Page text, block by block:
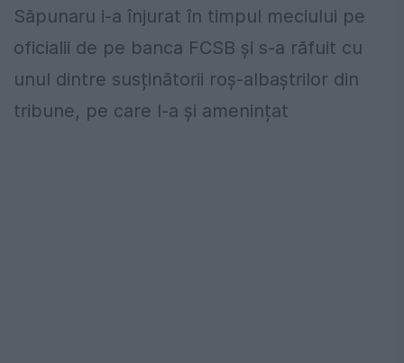
Săpunaru i-a înjurat în timpul meciului pe
oficialii de pe banca FCSB și s-a răfuit cu
unul dintre susținătorii roș-albaștrilor din
tribune, pe care l-a și amenințat